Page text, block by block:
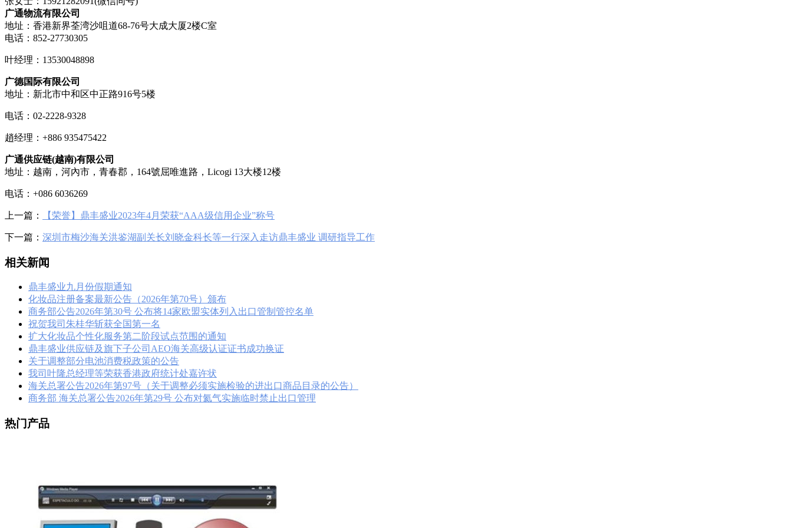
广通物流有限公司
地址：香港新界荃湾沙咀道68-76号大成大厦2楼C室
电话：852-27730305
叶经理：13530048898
广德国际有限公司
地址：新北市中和区中正路916号5楼
电话：02-2228-9328
趙经理：+886 935475422
广通供应链(越南)有限公司
地址：越南，河內市，青春郡，164號屈唯進路，Licogi 13大楼12楼
电话：+086 6036269
上一篇： 【荣誉】鼎丰盛业2023年4月荣获“AAA级信用企业”称号
下一篇： 深圳市梅沙海关洪鉴湖副关长刘晓金科长等一行深入走访鼎丰盛业 调研指导工作
相关新闻
鼎丰盛业九月份假期通知
化妆品注册备案最新公告（2026年第70号）颁布
商务部公告2026年第30号 公布将14家欧盟实体列入出口管制管控名单
祝贺我司朱桂华斩获全国第一名
扩大化妆品个性化服务第二阶段试点范围的通知
鼎丰盛业供应链及旗下子公司AEO海关高级认证证书成功换证
关于调整部分电池消费税政策的公告
我司叶隆总经理等荣获香港政府统计处嘉许状
海关总署公告2026年第97号（关于调整必须实施检验的进出口商品目录的公告）
商务部 海关总署公告2026年第29号 公布对氦气实施临时禁止出口管理
热门产品